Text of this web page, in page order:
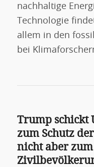
nachhaltige
Technologie
allem in den
bei
Trump schickt
zum Schutz
nicht aber